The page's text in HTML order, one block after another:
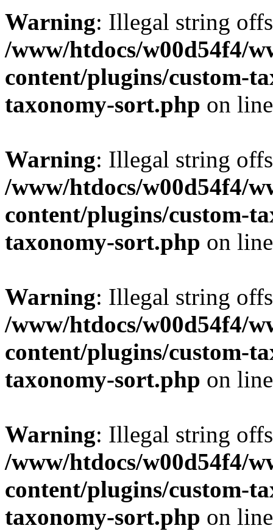
Warning: Illegal string
/www/htdocs/w00d54f4/
content/plugins/custom-
taxonomy-sort.php on
Warning: Illegal string
/www/htdocs/w00d54f4/
content/plugins/custom-
taxonomy-sort.php on
Warning: Illegal string
/www/htdocs/w00d54f4/
content/plugins/custom-
taxonomy-sort.php on
Warning: Illegal string
/www/htdocs/w00d54f4/
content/plugins/custom-
taxonomy-sort.php on